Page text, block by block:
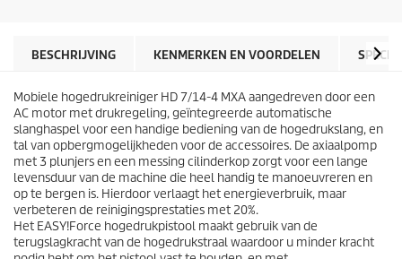
s
n
.
BESCHRIJVING KENMERKEN EN VOORDELEN
Mobiele hogedrukreiniger HD 7/14-4 MXA aangedreven door een
AC motor met drukregeling, geïntegreerde automatische
slanghaspel voor een handige bediening van de hogedrukslang, en
tal van opbergmogelijkheden voor de accessoires. De axiaalpomp
met 3 plunjers en een messing cilinderkop zorgt voor een lange
levensduur van de machine die heel handig te manoeuvreren en
op te bergen is. Hierdoor verlaagt het energieverbruik, maar
verbeteren de reinigingsprestaties met 20%.
Het EASY!Force hogedrukpistool maakt gebruik van de
terugslagkracht van de hogedrukstraal waardoor u minder kracht